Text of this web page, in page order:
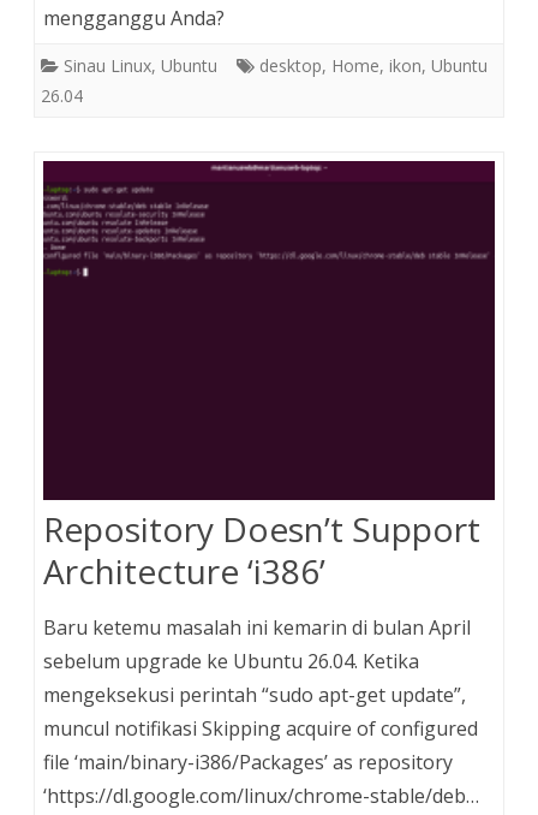
mengganggu Anda?
Sinau Linux, Ubuntu desktop, Home, ikon, Ubuntu
26.04
Repository Doesn’t Support
Architecture ‘i386’
Baru ketemu masalah ini kemarin di bulan April
sebelum upgrade ke Ubuntu 26.04. Ketika
mengeksekusi perintah “sudo apt-get update”,
muncul notifikasi Skipping acquire of configured
file ‘main/binary-i386/Packages’ as repository
‘https://dl.google.com/linux/chrome-stable/deb…